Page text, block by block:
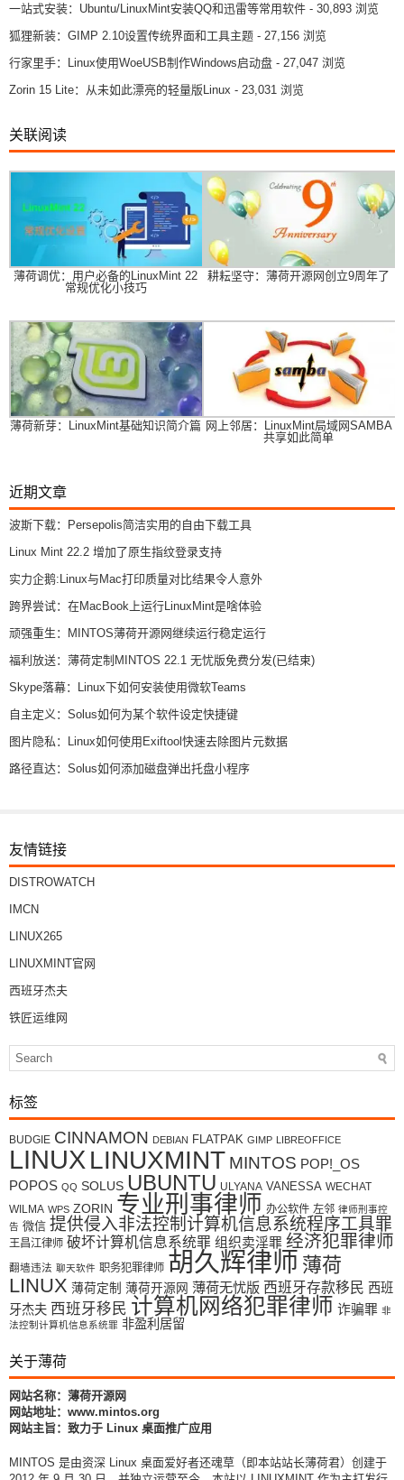
一站式安装：Ubuntu/LinuxMint安装QQ和迅雷等常用软件 - 30,893 浏览
狐狸新装：GIMP 2.10设置传统界面和工具主题 - 27,156 浏览
行家里手：Linux使用WoeUSB制作Windows启动盘 - 27,047 浏览
Zorin 15 Lite：从未如此漂亮的轻量版Linux - 23,031 浏览
关联阅读
薄荷调优：用户必备的LinuxMint 22
常规优化小技巧
耕耘坚守：薄荷开源网创立9周年了
薄荷新芽：LinuxMint基础知识简介篇 网上邻居：LinuxMint局域网SAMBA
共享如此简单
近期文章
波斯下载：Persepolis简洁实用的自由下载工具
Linux Mint 22.2 增加了原生指纹登录支持
实力企鹅:Linux与Mac打印质量对比结果令人意外
跨界尝试：在MacBook上运行LinuxMint是啥体验
顽强重生：MINTOS薄荷开源网继续运行稳定运行
福利放送：薄荷定制MINTOS 22.1 无忧版免费分发(已结束)
Skype落幕：Linux下如何安装使用微软Teams
自主定义：Solus如何为某个软件设定快捷键
图片隐私：Linux如何使用Exiftool快速去除图片元数据
路径直达：Solus如何添加磁盘弹出托盘小程序
友情链接
DISTROWATCH
IMCN
LINUX265
LINUXMINT官网
西班牙杰夫
铁匠运维网
标签
BUDGIE CINNAMON DEBIAN FLATPAK GIMP LIBREOFFICE
LINUX LINUXMINT MINTOS POP!_OS
POPOS QQ SOLUS UBUNTU ULYANA VANESSA WECHAT
WILMA WPS ZORIN 专业刑事律师 办公软件 左邻 律师刑事控
告 微信 提供侵入非法控制计算机信息系统程序工具罪
王昌江律师 破坏计算机信息系统罪 组织卖淫罪 经济犯罪律师
翻墙违法 聊天软件 职务犯罪律师 胡久辉律师 薄荷
LINUX 薄荷定制 薄荷开源网 薄荷无忧版 西班牙存款移民 西班
牙杰夫 西班牙移民 计算机网络犯罪律师 诈骗罪 非
法控制计算机信息系统罪 非盈利居留
关于薄荷
网站名称：薄荷开源网
网站地址：www.mintos.org
网站主旨：致力于 Linux 桌面推广应用
MINTOS 是由资深 Linux 桌面爱好者还魂草（即本站站长薄荷君）创建于